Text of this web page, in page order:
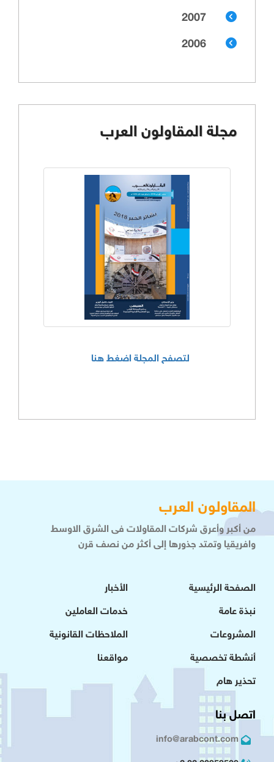
2007
2006
مجلة المقاولون العرب
لتصفح المجلة اضغط هنا
المقاولون العرب
من أكبر وأعرق شركات المقاولات فى الشرق الاوسط
وافريقيا وتمتد جذورها إلى أكثر من نصف قرن
الصفحة الرئيسية
نبذة عامة
المشروعات
أنشطة تخصصية
تحذير هام
الأخبار
خدمات العاملين
الملاحظات القانونية
مواقعنا
اتصل بنا
info@arabcont.com